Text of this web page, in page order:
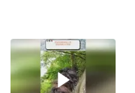
36岁男演员成景区NPC后人气爆棚
梁家辉：到内地拍戏不是北上是回归